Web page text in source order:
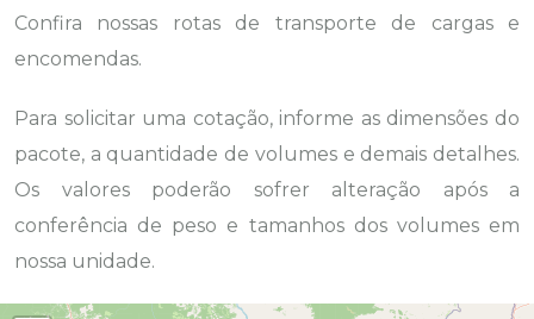
Confira nossas rotas de transporte de cargas e
encomendas.
Para solicitar uma cotação, informe as dimensões do
pacote, a quantidade de volumes e demais detalhes.
Os valores poderão sofrer alteração após a
conferência de peso e tamanhos dos volumes em
nossa unidade.